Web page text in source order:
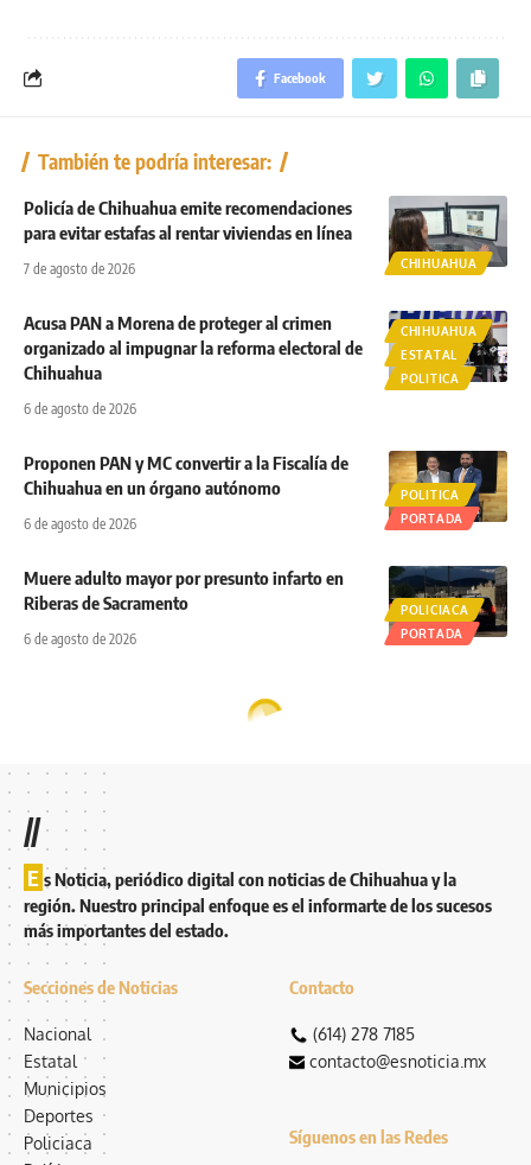
Facebook
También te podría interesar:
CHIHUAHUA
Policía de Chihuahua emite recomendaciones
para evitar estafas al rentar viviendas en línea
7 de agosto de 2026
CHIHUAHUA
ESTATAL
POLITICA
Acusa PAN a Morena de proteger al crimen
organizado al impugnar la reforma electoral de
Chihuahua
6 de agosto de 2026
POLITICA
PORTADA
Proponen PAN y MC convertir a la Fiscalía de
Chihuahua en un órgano autónomo
6 de agosto de 2026
POLICIACA
PORTADA
Muere adulto mayor por presunto infarto en
Riberas de Sacramento
6 de agosto de 2026
//
E s Noticia, periódico digital con noticias de Chihuahua y la
región. Nuestro principal enfoque es el informarte de los sucesos
más importantes del estado.
Secciones de Noticias
Nacional
Estatal
Municipios
Deportes
Policiaca
Contacto
(614) 278 7185
contacto@esnoticia.mx
Síguenos en las Redes